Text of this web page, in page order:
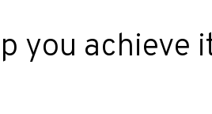
you achieve